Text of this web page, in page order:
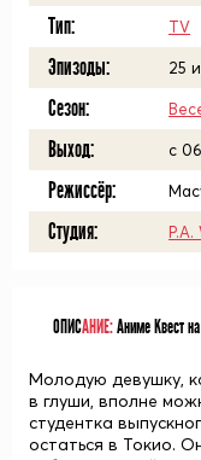
Тип: TV
Эпизоды: 25
Сезон:
Выход: c
Режиссёр:
Студия: P.A.
ОПИСАНИЕ:Аниме Квест
Молодую девушку,
в глуши, вполне
студентка
остаться в Токио.